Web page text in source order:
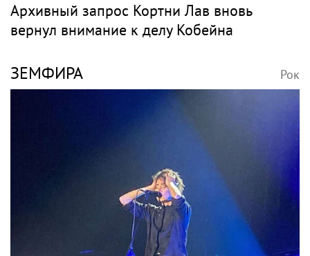
Архивный запрос Кортни Лав вновь
вернул внимание к делу Кобейна
ЗЕМФИРА Рок